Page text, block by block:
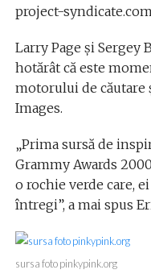
project-
Larry Page şi Sergey
hotărât că este
motorului de căutare
Images.
„Prima sursă de
Grammy Awards
o rochie verde care,
întregi”, a mai spus
sursa foto pinkypink.org